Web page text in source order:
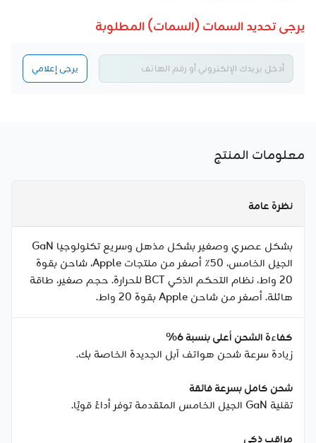
يرجى تحديد السمات (السمات) المطلوبة
يرجى إعلامي
معلومات المنتج
نظرة عامة
بشكل عصري وصغير بشكل مذهل وسريع تكنولوجيا GaN
الجيل الخامس، 50٪ أصغر من منتجات Apple، شاحن بقوة
20 واط، نظام التحكم الذكي BCT للحرارة. حجم صغير، طاقة
هائلة. أصغر من شاحن Apple بقوة 20 واط.
كفاءة الشحن أعلى بنسبة 6%
زيادة سرعة شحن هواتف آبل الجديدة الخاصة بك.
شحن كامل بسرعة فائقة
تقنية GaN الجيل الخامس المتقدمة توفر أداءً قويًا.
مراقب ذكي